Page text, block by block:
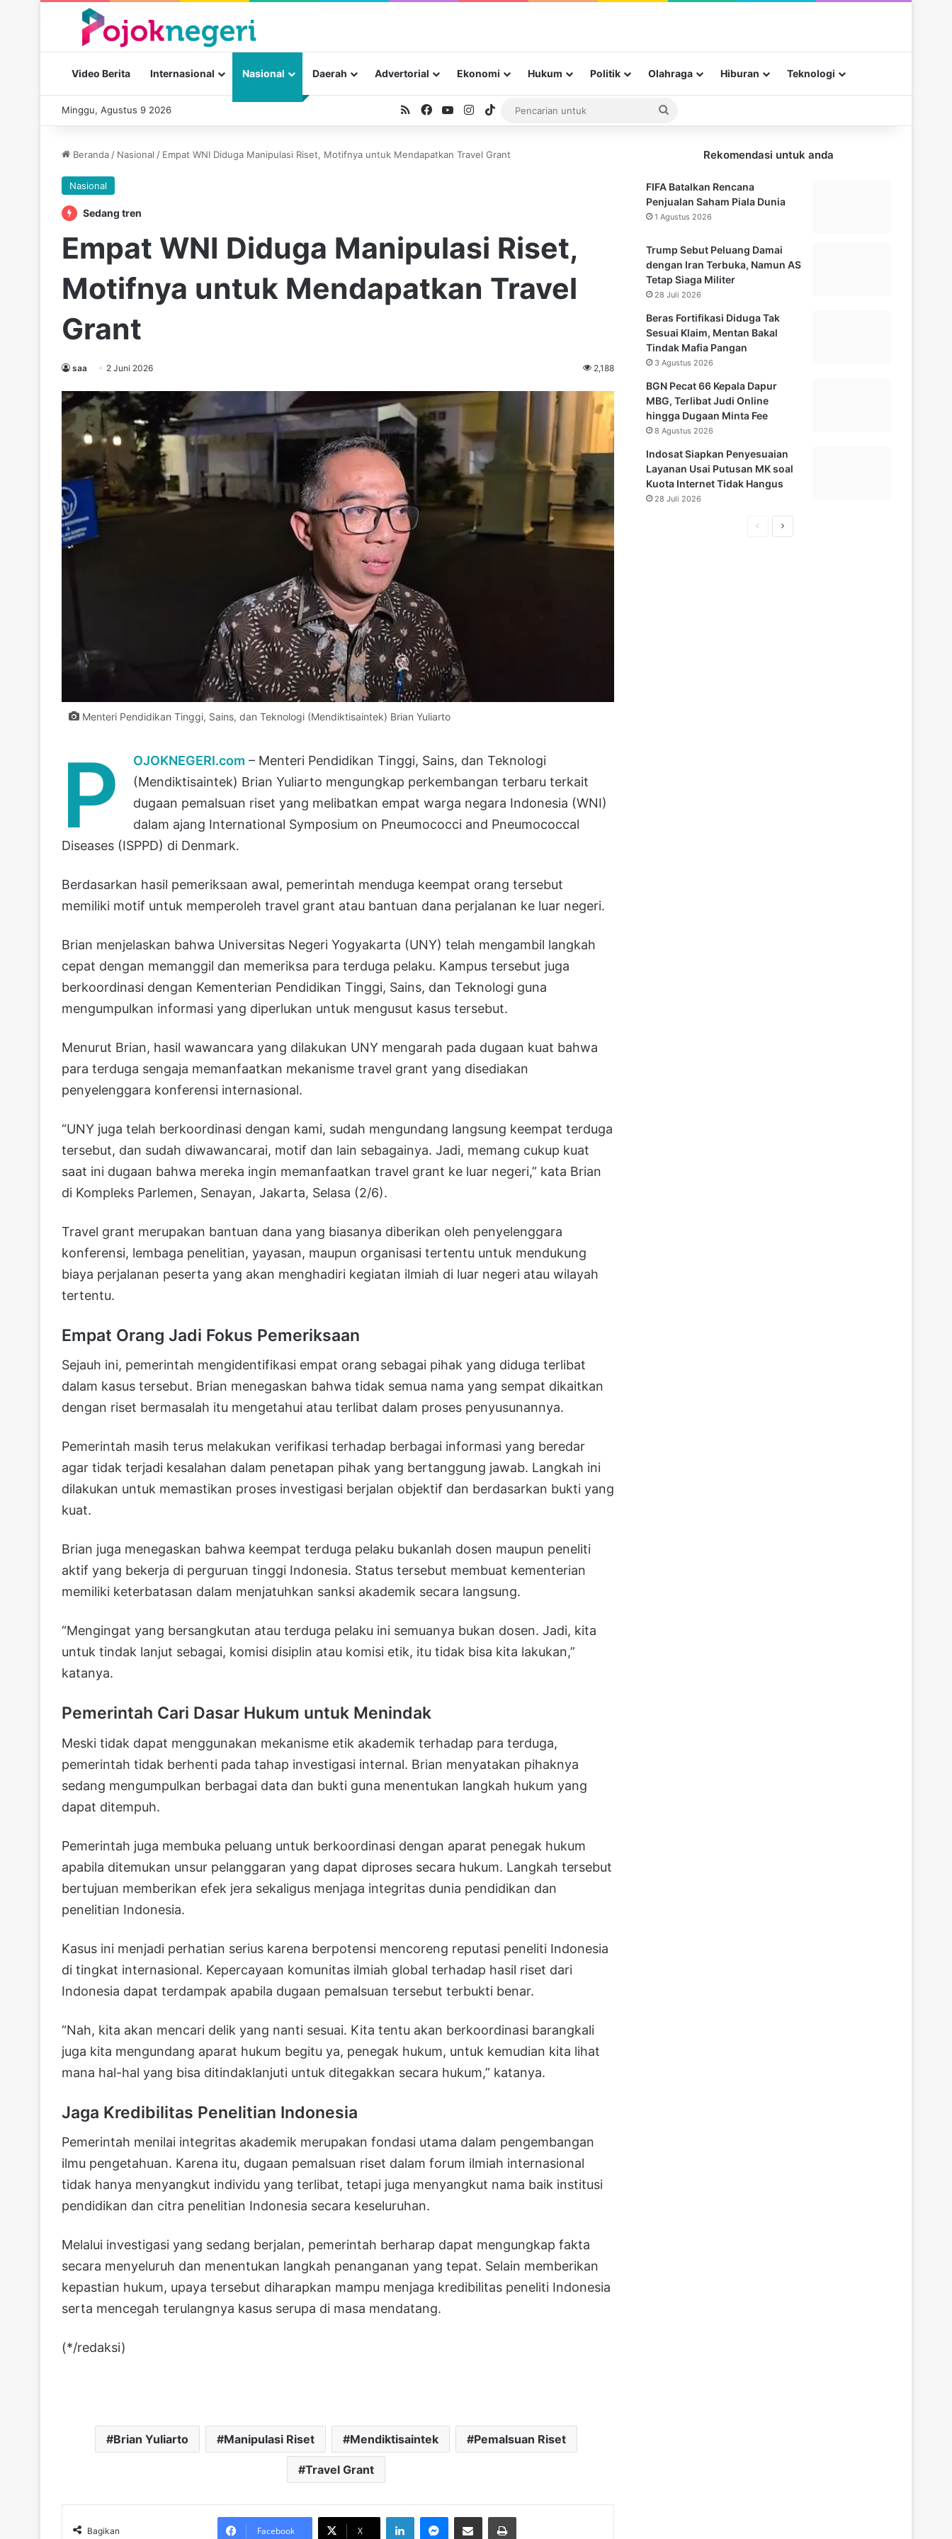
Video Berita Internasional Nasional Daerah Advertorial Ekonomi Hukum Politik Olahraga Hiburan Teknologi
Minggu, Agustus 9 2026 RSSFacebook
YouTubeInstagram
TikTok
Beranda / Nasional / Empat WNI Diduga Manipulasi Riset, Motifnya untuk Mendapatkan Travel Grant
Nasional
Sedang tren
Empat WNI Diduga Manipulasi Riset,
Motifnya untuk Mendapatkan Travel
Grant
saa 2 Juni 2026 2,188
Menteri Pendidikan Tinggi, Sains, dan Teknologi (Mendiktisaintek) Brian Yuliarto
P OJOKNEGERI.com – Menteri Pendidikan Tinggi, Sains, dan Teknologi
(Mendiktisaintek) Brian Yuliarto mengungkap perkembangan terbaru terkait
dugaan pemalsuan riset yang melibatkan empat warga negara Indonesia (WNI)
dalam ajang International Symposium on Pneumococci and Pneumococcal
Diseases (ISPPD) di Denmark.
Berdasarkan hasil pemeriksaan awal, pemerintah menduga keempat orang tersebut
memiliki motif untuk memperoleh travel grant atau bantuan dana perjalanan ke luar negeri.
Brian menjelaskan bahwa Universitas Negeri Yogyakarta (UNY) telah mengambil langkah
cepat dengan memanggil dan memeriksa para terduga pelaku. Kampus tersebut juga
berkoordinasi dengan Kementerian Pendidikan Tinggi, Sains, dan Teknologi guna
mengumpulkan informasi yang diperlukan untuk mengusut kasus tersebut.
Menurut Brian, hasil wawancara yang dilakukan UNY mengarah pada dugaan kuat bahwa
para terduga sengaja memanfaatkan mekanisme travel grant yang disediakan
penyelenggara konferensi internasional.
“UNY juga telah berkoordinasi dengan kami, sudah mengundang langsung keempat terduga
tersebut, dan sudah diwawancarai, motif dan lain sebagainya. Jadi, memang cukup kuat
saat ini dugaan bahwa mereka ingin memanfaatkan travel grant ke luar negeri,” kata Brian
di Kompleks Parlemen, Senayan, Jakarta, Selasa (2/6).
Travel grant merupakan bantuan dana yang biasanya diberikan oleh penyelenggara
konferensi, lembaga penelitian, yayasan, maupun organisasi tertentu untuk mendukung
biaya perjalanan peserta yang akan menghadiri kegiatan ilmiah di luar negeri atau wilayah
tertentu.
Empat Orang Jadi Fokus Pemeriksaan
Sejauh ini, pemerintah mengidentifikasi empat orang sebagai pihak yang diduga terlibat
dalam kasus tersebut. Brian menegaskan bahwa tidak semua nama yang sempat dikaitkan
dengan riset bermasalah itu mengetahui atau terlibat dalam proses penyusunannya.
Pemerintah masih terus melakukan verifikasi terhadap berbagai informasi yang beredar
agar tidak terjadi kesalahan dalam penetapan pihak yang bertanggung jawab. Langkah ini
dilakukan untuk memastikan proses investigasi berjalan objektif dan berdasarkan bukti yang
kuat.
Brian juga menegaskan bahwa keempat terduga pelaku bukanlah dosen maupun peneliti
aktif yang bekerja di perguruan tinggi Indonesia. Status tersebut membuat kementerian
memiliki keterbatasan dalam menjatuhkan sanksi akademik secara langsung.
“Mengingat yang bersangkutan atau terduga pelaku ini semuanya bukan dosen. Jadi, kita
untuk tindak lanjut sebagai, komisi disiplin atau komisi etik, itu tidak bisa kita lakukan,”
katanya.
Pemerintah Cari Dasar Hukum untuk Menindak
Meski tidak dapat menggunakan mekanisme etik akademik terhadap para terduga,
pemerintah tidak berhenti pada tahap investigasi internal. Brian menyatakan pihaknya
sedang mengumpulkan berbagai data dan bukti guna menentukan langkah hukum yang
dapat ditempuh.
Pemerintah juga membuka peluang untuk berkoordinasi dengan aparat penegak hukum
apabila ditemukan unsur pelanggaran yang dapat diproses secara hukum. Langkah tersebut
bertujuan memberikan efek jera sekaligus menjaga integritas dunia pendidikan dan
penelitian Indonesia.
Kasus ini menjadi perhatian serius karena berpotensi mencoreng reputasi peneliti Indonesia
di tingkat internasional. Kepercayaan komunitas ilmiah global terhadap hasil riset dari
Indonesia dapat terdampak apabila dugaan pemalsuan tersebut terbukti benar.
“Nah, kita akan mencari delik yang nanti sesuai. Kita tentu akan berkoordinasi barangkali
juga kita mengundang aparat hukum begitu ya, penegak hukum, untuk kemudian kita lihat
mana hal-hal yang bisa ditindaklanjuti untuk ditegakkan secara hukum,” katanya.
Jaga Kredibilitas Penelitian Indonesia
Pemerintah menilai integritas akademik merupakan fondasi utama dalam pengembangan
ilmu pengetahuan. Karena itu, dugaan pemalsuan riset dalam forum ilmiah internasional
tidak hanya menyangkut individu yang terlibat, tetapi juga menyangkut nama baik institusi
pendidikan dan citra penelitian Indonesia secara keseluruhan.
Melalui investigasi yang sedang berjalan, pemerintah berharap dapat mengungkap fakta
secara menyeluruh dan menentukan langkah penanganan yang tepat. Selain memberikan
kepastian hukum, upaya tersebut diharapkan mampu menjaga kredibilitas peneliti Indonesia
serta mencegah terulangnya kasus serupa di masa mendatang.
(*/redaksi)
Brian Yuliarto Manipulasi Riset Mendiktisaintek Pemalsuan Riset
Travel Grant
Bagikan Facebook X
LinkedInMessenger
Bagikan melalui Email Cetak
Izin Tambang Berpotensi Picu
Perpecahan, Ini Peringatan Ma’ruf
Rekomendasi untuk anda
FIFA Batalkan Rencana
Penjualan Saham Piala Dunia
1 Agustus 2026
Trump Sebut Peluang Damai
dengan Iran Terbuka, Namun AS
Tetap Siaga Militer
28 Juli 2026
Beras Fortifikasi Diduga Tak
Sesuai Klaim, Mentan Bakal
Tindak Mafia Pangan
3 Agustus 2026
BGN Pecat 66 Kepala Dapur
MBG, Terlibat Judi Online
hingga Dugaan Minta Fee
8 Agustus 2026
Indosat Siapkan Penyesuaian
Layanan Usai Putusan MK soal
Kuota Internet Tidak Hangus
28 Juli 2026
HalamanHalaman